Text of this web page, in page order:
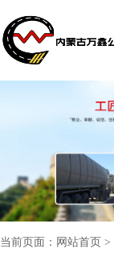
当前页面： 网站首页 >